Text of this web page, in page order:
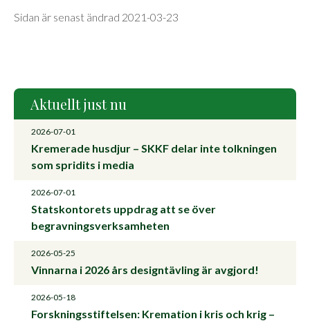
Sidan är senast ändrad 2021-03-23
Aktuellt just nu
2026-07-01
Kremerade husdjur – SKKF delar inte tolkningen
som spridits i media
2026-07-01
Statskontorets uppdrag att se över
begravningsverksamheten
2026-05-25
Vinnarna i 2026 års designtävling är avgjord!
2026-05-18
Forskningsstiftelsen: Kremation i kris och krig –